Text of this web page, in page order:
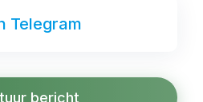
Telegram
bericht